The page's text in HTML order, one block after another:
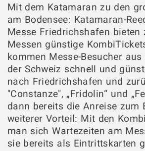
Mit dem Katamaran zu den
am Bodensee: Katamaran-
Messe Friedrichshafen bieten
Messen günstige
kommen Messe-Besucher
der Schweiz schnell und
nach Friedrichshafen und
"Constanze", „Fridolin“ und
dann bereits die Anreise zum
weiterer Vorteil: Mit den
man sich Wartezeiten am
sie bereits als Eintrittskarten